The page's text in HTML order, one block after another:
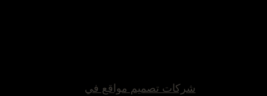
شركات تصميم مواقع في